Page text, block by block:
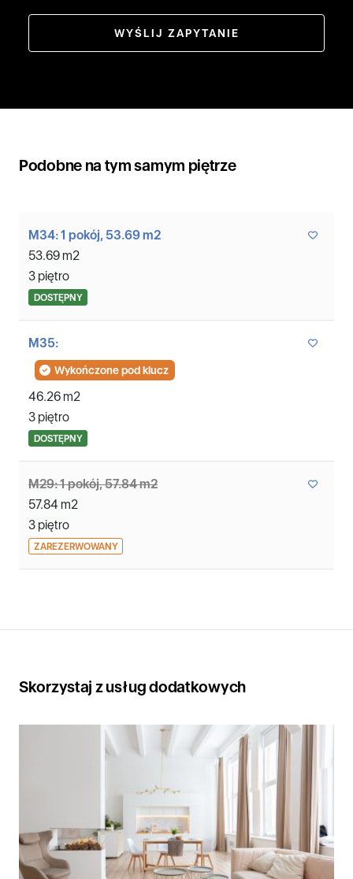
WYŚLIJ ZAPYTANIE
Podobne na tym samym piętrze
M34: 1 pokój, 53.69 m2
53.69 m2
3 piętro
DOSTĘPNY
M35:
Wykończone pod klucz
46.26 m2
3 piętro
DOSTĘPNY
M29: 1 pokój, 57.84 m2
57.84 m2
3 piętro
ZAREZERWOWANY
Skorzystaj z usług dodatkowych